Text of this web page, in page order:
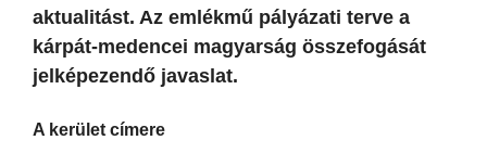
aktualitást. Az emlékmű pályázati terve a
kárpát-medencei magyarság összefogását
jelképezendő javaslat.
A kerület címere